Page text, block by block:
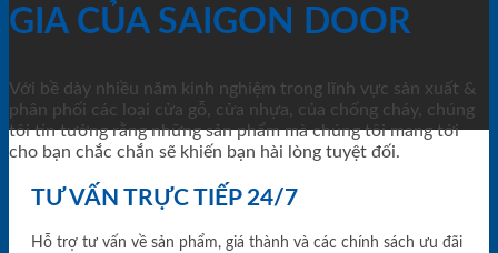
GIA CỦA SAIGON DOOR
Với bề dày nhiều năm kinh nghiệm trong lĩnh vực sản xuất &
phân phối các loại cửa gỗ, cửa nhựa, của chống cháy, chúng
tôi tin tưởng rằng những sản phẩm mà chúng tôi mang tới
cho bạn chắc chắn sẽ khiến bạn hài lòng tuyệt đối.
TƯ VẤN TRỰC TIẾP 24/7
Hỗ trợ tư vấn về sản phẩm, giá thành và các chính sách ưu đãi